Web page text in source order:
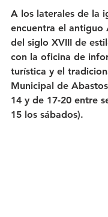
A los laterales de la
encuentra el antiguo
del siglo XVIII de
con la oficina de
turística y el
Municipal de
14 y de 17-20 entre
15 los sábados).